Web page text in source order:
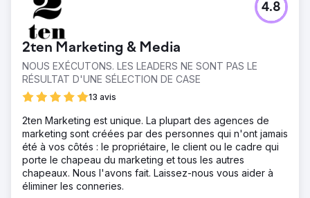
2ten Marketing & Media
NOUS EXÉCUTONS. LES LEADERS NE SONT PAS LE
RÉSULTAT D'UNE SÉLECTION DE CASE
13 avis
4.8
2ten Marketing est unique. La plupart des agences de
marketing sont créées par des personnes qui n'ont jamais
été à vos côtés : le propriétaire, le client ou le cadre qui
porte le chapeau du marketing et tous les autres
chapeaux. Nous l'avons fait. Laissez-nous vous aider à
éliminer les conneries.